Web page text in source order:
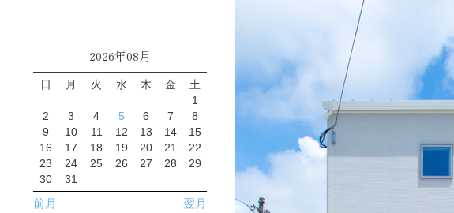
2026年08月
日 月 火 水 木 金
土
1
2
3 4 5 6 7
8
9
10 11 12 13 14
15
16
17 18 19 20 21
22
23
24 25 26 27 28
29
30
31
前月 翌月